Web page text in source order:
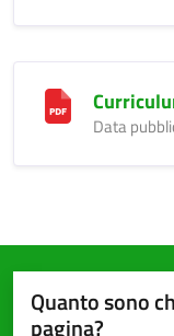
Data
Quanto sono
pagina?